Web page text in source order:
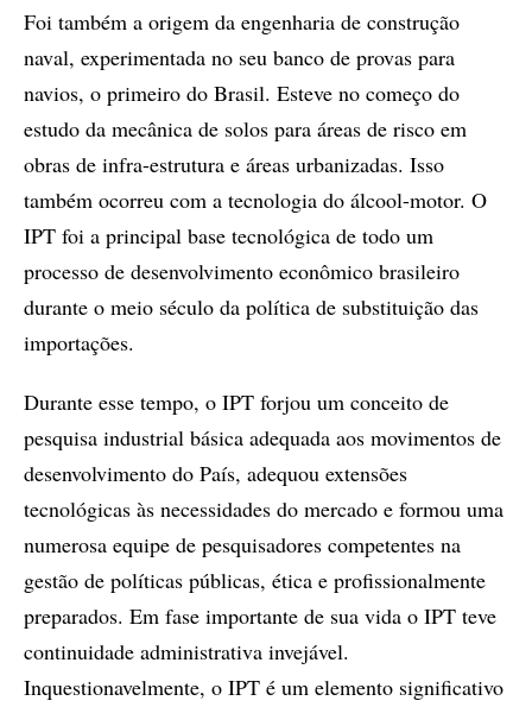
Foi também a origem da engenharia de construção
naval, experimentada no seu banco de provas para
navios, o primeiro do Brasil. Esteve no começo do
estudo da mecânica de solos para áreas de risco em
obras de infra-estrutura e áreas urbanizadas. Isso
também ocorreu com a tecnologia do álcool-motor. O
IPT foi a principal base tecnológica de todo um
processo de desenvolvimento econômico brasileiro
durante o meio século da política de substituição das
importações.
Durante esse tempo, o IPT forjou um conceito de
pesquisa industrial básica adequada aos movimentos de
desenvolvimento do País, adequou extensões
tecnológicas às necessidades do mercado e formou uma
numerosa equipe de pesquisadores competentes na
gestão de políticas públicas, ética e profissionalmente
preparados. Em fase importante de sua vida o IPT teve
continuidade administrativa invejável.
Inquestionavelmente, o IPT é um elemento significativo